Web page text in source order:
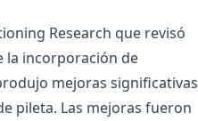
Research que revisó
la incorporación de
mejoras significativas
pileta. Las mejoras fueron